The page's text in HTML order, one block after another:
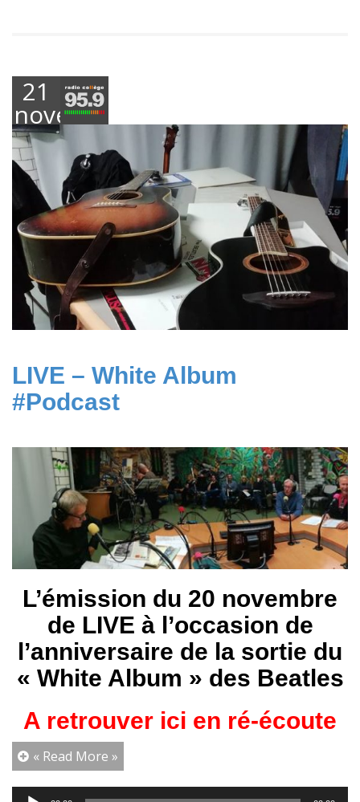
21
novembre
2018
LIVE – White Album
#Podcast
L’émission du 20 novembre
de LIVE à l’occasion de
l’anniversaire de la sortie du
« White Album » des Beatles
A retrouver ici en ré-écoute
« Read More »
Lecteur